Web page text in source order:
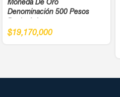
Moneda De Oro
Denominación 500 Pesos
Panamericanos Año 1971 Cali
$19,170,000